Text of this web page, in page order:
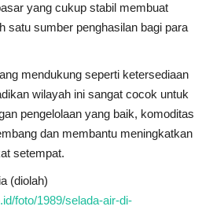
yang cukup stabil membuat
satu sumber penghasilan bagi para
mendukung seperti ketersediaan
wilayah ini sangat cocok untuk
pengelolaan yang baik, komoditas
dan membantu meningkatkan
setempat.
(diolah)
foto/1989/selada-air-di-